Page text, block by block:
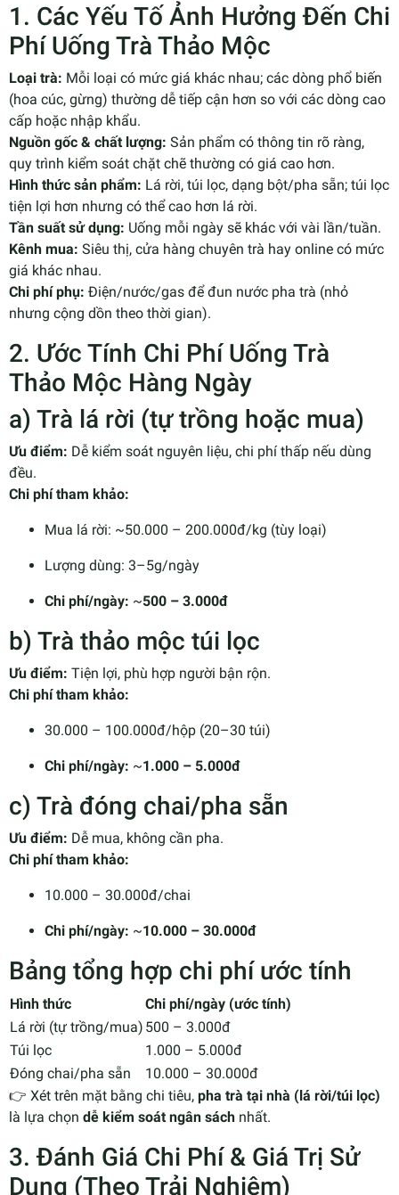
1. Các Yếu Tố Ảnh Hưởng Đến Chi
Phí Uống Trà Thảo Mộc
Loại trà: Mỗi loại có mức giá khác nhau; các dòng phổ biến
(hoa cúc, gừng) thường dễ tiếp cận hơn so với các dòng cao
cấp hoặc nhập khẩu.
Nguồn gốc & chất lượng: Sản phẩm có thông tin rõ ràng,
quy trình kiểm soát chặt chẽ thường có giá cao hơn.
Hình thức sản phẩm: Lá rời, túi lọc, dạng bột/pha sẵn; túi lọc
tiện lợi hơn nhưng có thể cao hơn lá rời.
Tần suất sử dụng: Uống mỗi ngày sẽ khác với vài lần/tuần.
Kênh mua: Siêu thị, cửa hàng chuyên trà hay online có mức
giá khác nhau.
Chi phí phụ: Điện/nước/gas để đun nước pha trà (nhỏ
nhưng cộng dồn theo thời gian).
2. Ước Tính Chi Phí Uống Trà
Thảo Mộc Hàng Ngày
a) Trà lá rời (tự trồng hoặc mua)
Ưu điểm: Dễ kiểm soát nguyên liệu, chi phí thấp nếu dùng
đều.
Chi phí tham khảo:
Mua lá rời: ~50.000 – 200.000đ/kg (tùy loại)
Lượng dùng: 3–5g/ngày
Chi phí/ngày: ~500 – 3.000đ
b) Trà thảo mộc túi lọc
Ưu điểm: Tiện lợi, phù hợp người bận rộn.
Chi phí tham khảo:
30.000 – 100.000đ/hộp (20–30 túi)
Chi phí/ngày: ~1.000 – 5.000đ
c) Trà đóng chai/pha sẵn
Ưu điểm: Dễ mua, không cần pha.
Chi phí tham khảo:
10.000 – 30.000đ/chai
Chi phí/ngày: ~10.000 – 30.000đ
Bảng tổng hợp chi phí ước tính
Hình thức
Chi phí/ngày (ước tính)
Lá rời (tự trồng/mua) 500 – 3.000đ
Túi lọc
1.000 – 5.000đ
Đóng chai/pha sẵn
10.000 – 30.000đ
👉 Xét trên mặt bằng chi tiêu, pha trà tại nhà (lá rời/túi lọc)
là lựa chọn dễ kiểm soát ngân sách nhất.
3. Đánh Giá Chi Phí & Giá Trị Sử
Dụng (Theo Trải Nghiệm)